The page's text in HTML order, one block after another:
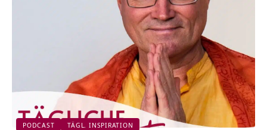
PODCAST TÄGL. INSPIRATION